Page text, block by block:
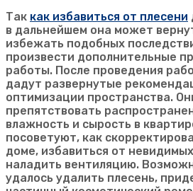
Так как избавиться от плесени
в дальнейшем она может
избежать подобных
произвести дополнительные
работы. После проведения
дадут развернутые
оптимизации пространства.
препятствовать
влажность и сырость в
посоветуют, как
доме, избавиться от
наладить вентиляцию.
удалось удалить плесень,